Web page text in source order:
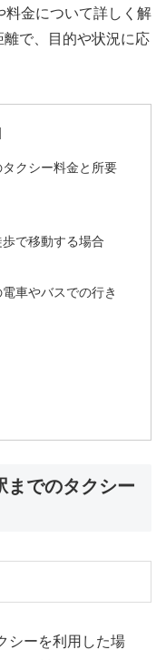
料金について詳しく解
で、目的や状況に応
クシー料金と所要
で移動する場合
車やバスでの行き
までのタクシー
シーを利用した場